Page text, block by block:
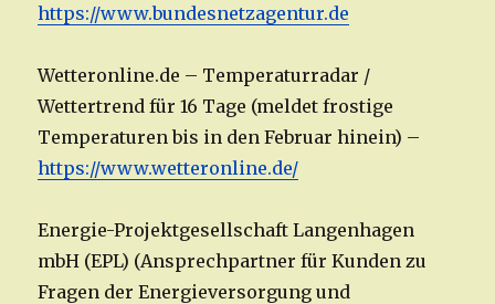
https://www.bundesnetzagentur.de
Wetteronline.de – Temperaturradar /
Wettertrend für 16 Tage (meldet frostige
Temperaturen bis in den Februar hinein) –
https://www.wetteronline.de/
Energie-Projektgesellschaft Langenhagen
mbH (EPL) (Ansprechpartner für Kunden zu
Fragen der Energieversorgung und